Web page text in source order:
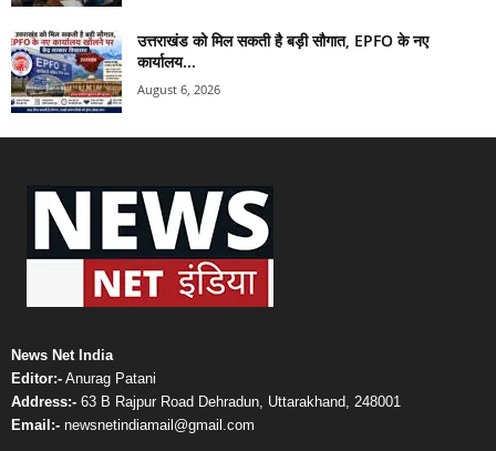
उत्तराखंड को मिल सकती है बड़ी सौगात, EPFO के नए
कार्यालय...
August 6, 2026
News Net India
Editor:- Anurag Patani
Address:- 63 B Rajpur Road Dehradun, Uttarakhand, 248001
Email:- newsnetindiamail@gmail.com